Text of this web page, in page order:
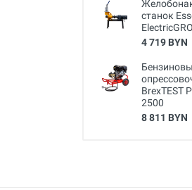
станок
4 719 BYN
BrexTEST
2500
8 811 BYN